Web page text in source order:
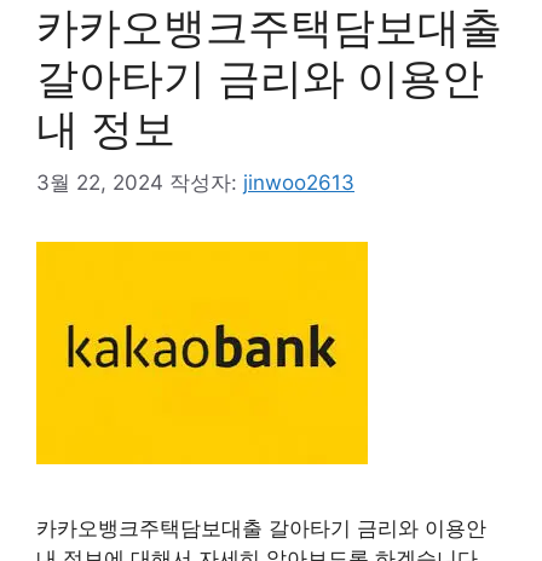
카카오뱅크주택담보대출
갈아타기 금리와 이용안
내 정보
3월 22, 2024 작성자: jinwoo2613
카카오뱅크주택담보대출 갈아타기 금리와 이용안